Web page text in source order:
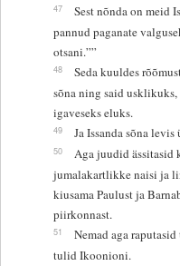
47
Sest nõnda on meid
pannud paganate
otsani.””
48
Seda kuuldes
sõna ning said
igaveseks eluks.
49 Ja Issanda sõna
50
Aga juudid ässitasid
jumalakartlikke naisi ja
kiusama Paulust ja
piirkonnast.
51
Nemad aga
tulid Ikoonioni.